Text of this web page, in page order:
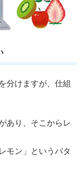
分けますが、仕組
あり、そこからレ
モン」というパタ